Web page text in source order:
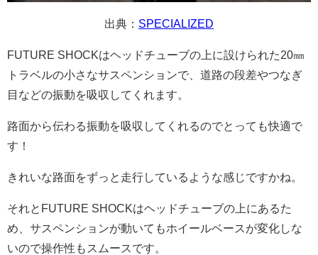
出典： SPECIALIZED
FUTURE SHOCKはヘッドチューブの上に設けられた20㎜
トラベルの小さなサスペンションで、道路の段差やつなぎ
目などの振動を吸収してくれます。
路面から伝わる振動を吸収してくれるのでとっても快適で
す！
きれいな路面をずっと走行しているような感じですかね。
それとFUTURE SHOCKはヘッドチューブの上にあるた
め、サスペンションが動いてもホイールベースが変化しな
いので操作性もスムースです。